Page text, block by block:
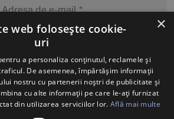
MĂ ABONEZ
×
web folosește cookie-
uri
a personaliza conținutul, reclamele și
De asemenea, împărtășim informații
nostru cu partenerii noștri de publicitate și
cu alte informații pe care le-ați furnizat
din utilizarea serviciilor lor. Află mai multe